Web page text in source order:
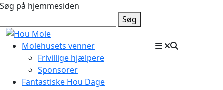
Søg på hjemmesiden
Søg
Molehusets venner
Frivillige hjælpere
Sponsorer
Fantastiske Hou Dage